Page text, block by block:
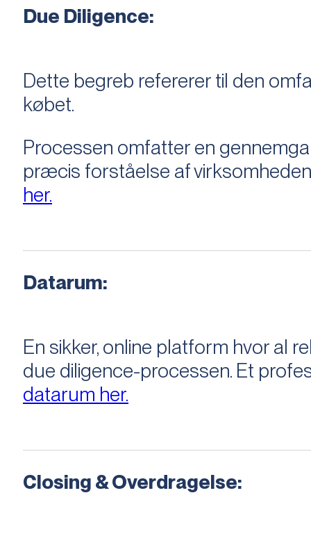
Due Diligence:
Dette begreb refererer til den
købet.
Processen omfatter en
præcis forståelse af
her.
Datarum:
En sikker, online platform hvor al
due diligence-processen. Et
datarum her.
Closing & Overdragelse: